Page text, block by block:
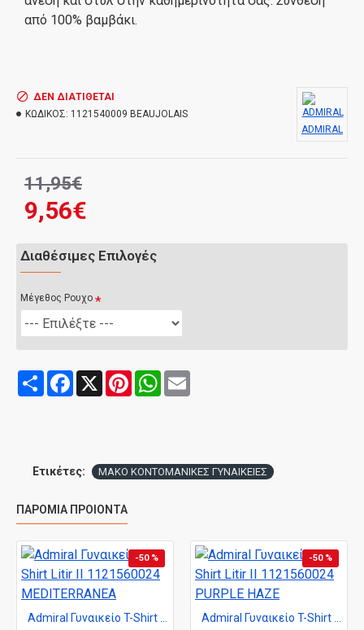
από 100% βαμβάκι.
9,56€
11,95€
ΔΕΝ ΔΙΑΤΊΘΕΤΑΙ
ΚΩΔΙΚΟΣ: 1121540009 BEAUJOLAIS
ADMIRAL
Διαθέσιμες Επιλογές
Μέγεθος Ρουχο
Share Facebook
X PinterestWhatsApp
Ετικέτες: ΜΑΚΟ ΚΟΝΤΟΜΑΝΙΚΕΣ ΓΥΝΑΙΚΕΙΕΣ
ΠΑΡΌΜΙΑ ΠΡΟΙΌΝΤΑ
-50 % -50 %